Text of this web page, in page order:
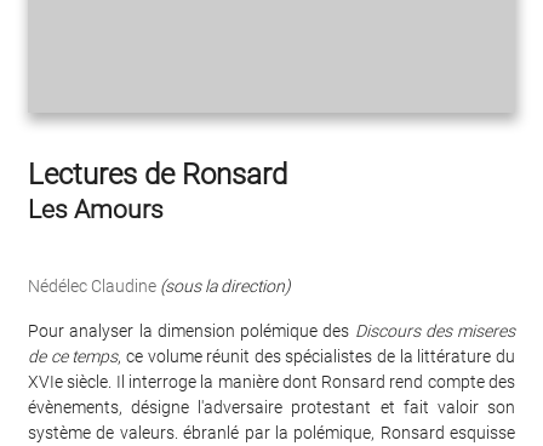
Lectures de Ronsard
Les Amours
Nédélec Claudine (sous la direction)
Pour analyser la dimension polémique des Discours des miseres
de ce temps, ce volume réunit des spécialistes de la littérature du
XVIe siècle. Il interroge la manière dont Ronsard rend compte des
évènements, désigne l'adversaire protestant et fait valoir son
système de valeurs. ébranlé par la polémique, Ronsard esquisse